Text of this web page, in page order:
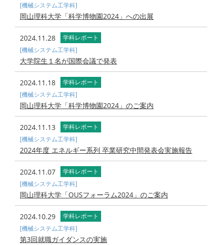
[機械システム工学科]
岡山理科大学「科学博物園2024」への出展
2024.11.28
学科レポート
[機械システム工学科]
大学院生１名が国際会議で発表
2024.11.18
学科レポート
[機械システム工学科]
岡山理科大学「科学博物園2024」のご案内
2024.11.13
学科レポート
[機械システム工学科]
2024年度 エネルギー系列 卒業研究中間発表会実施報告
2024.11.07
学科レポート
[機械システム工学科]
岡山理科大学「OUSフォーラム2024」のご案内
2024.10.29
学科レポート
[機械システム工学科]
第3回就職ガイダンスの実施